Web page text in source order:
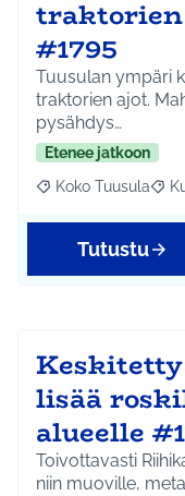
traktorien
#1795
Tuusulan ympäri
traktorien ajot.
pysähdys…
Etenee jatkoon
Rajaa tulokset
Koko Tuusula
Tutustu
lisää
alueelle
Toivottavasti
niin muoville,